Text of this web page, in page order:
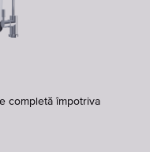
completă împotriva